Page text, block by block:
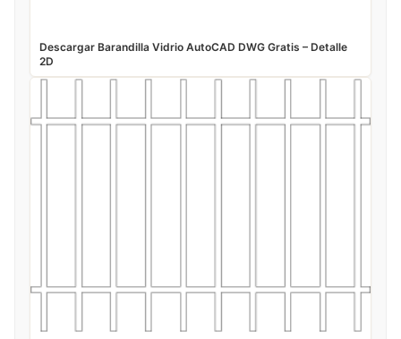
Descargar Barandilla Vidrio AutoCAD DWG Gratis – Detalle
2D